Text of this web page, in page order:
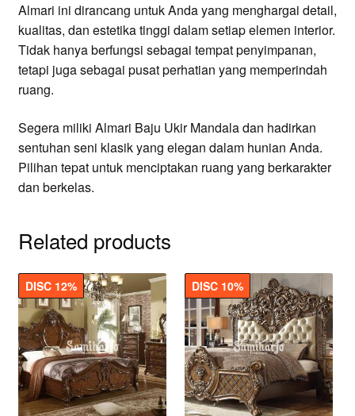
Almari ini dirancang untuk Anda yang menghargai detail,
kualitas, dan estetika tinggi dalam setiap elemen interior.
Tidak hanya berfungsi sebagai tempat penyimpanan,
tetapi juga sebagai pusat perhatian yang memperindah
ruang.
Segera miliki Almari Baju Ukir Mandala dan hadirkan
sentuhan seni klasik yang elegan dalam hunian Anda.
Pilihan tepat untuk menciptakan ruang yang berkarakter
dan berkelas.
Related products
DISC 12% DISC 10%